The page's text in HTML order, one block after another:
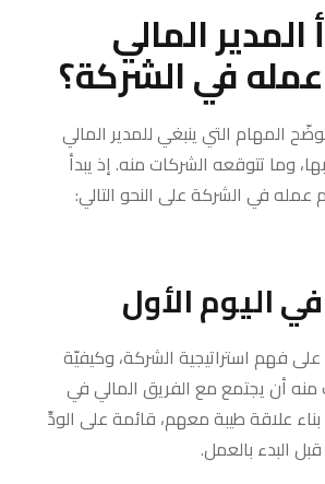
المالي
في الشركة؟
المهام التي ينبغي للمدير المالي
وما تتوقعه الشركات منه. إذ يبدأ
عمله في الشركة على النحو التالي:
فهم استراتيجية الشركة، وكيفيّة
منه أن يجتمع مع الفريق المالي في
بناء علاقة طيبة معهم، قائمة على الودِّ
قبل البدء بالعمل.